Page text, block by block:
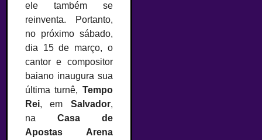
ele também se
reinventa. Portanto,
no próximo sábado,
dia 15 de março, o
cantor e compositor
baiano inaugura sua
última turnê, Tempo
Rei, em Salvador,
na Casa de
Apostas Arena